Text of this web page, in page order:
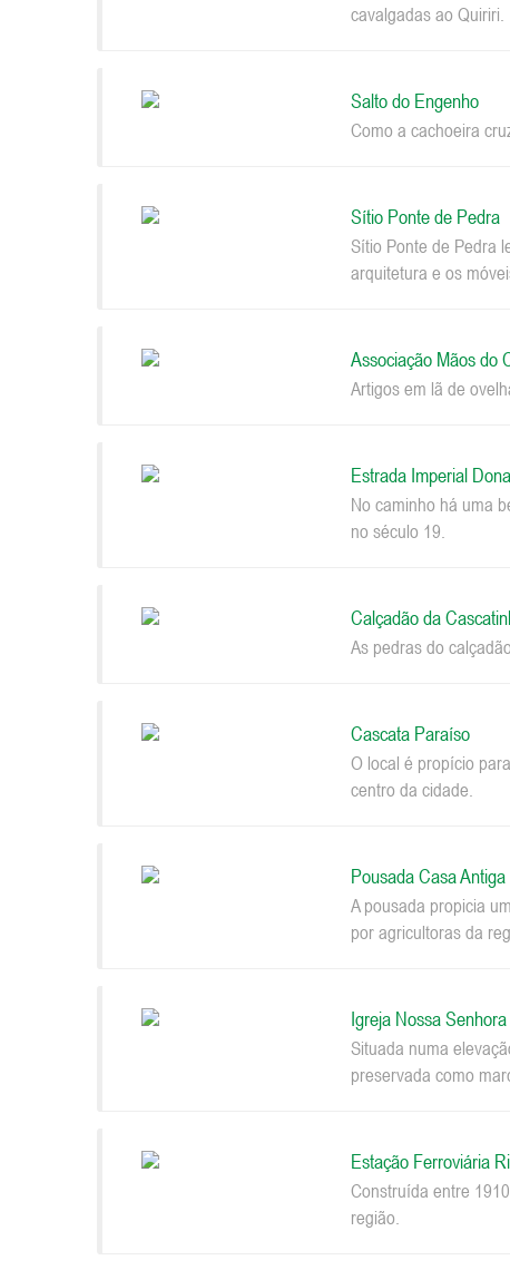
cavalgadas ao Quiriri.
Salto do Engenho
Como a cachoeira
Sítio Ponte de Pedra
Sítio Ponte de Pedra
arquitetura e os
Associação Mãos do
Artigos em lã de
Estrada Imperial
No caminho há uma
no século 19.
Calçadão da
As pedras do
Cascata Paraíso
O local é propício
centro da cidade.
Pousada Casa Antiga
A pousada propicia
por agricultoras da
Igreja Nossa
Situada numa
preservada como
Estação Ferroviária
Construída entre
região.